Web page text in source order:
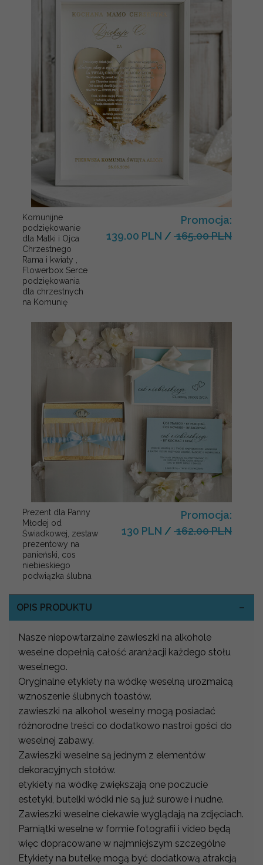
Komunijne
podziękowanie
dla Matki i Ojca
Chrzestnego
Rama i kwiaty ,
Flowerbox Serce
podziękowania
dla chrzestnych
na Komunię
Promocja:
139.00 PLN / 165.00 PLN
Prezent dla Panny
Młodej od
Świadkowej, zestaw
prezentowy na
panieński, cos
niebieskiego
podwiązka ślubna
Promocja:
130 PLN / 162.00 PLN
OPIS PRODUKTU
Nasze niepowtarzalne zawieszki na alkohole
weselne dopełnią całość aranżacji każdego stołu
weselnego.
Oryginalne etykiety na wódkę weselną urozmaicą
wznoszenie ślubnych toastów.
zawieszki na alkohol weselny mogą posiadać
różnorodne treści co dodatkowo nastroi gości do
weselnej zabawy.
Zawieszki weselne są jednym z elementów
dekoracyjnych stołów.
etykiety na wódkę zwiększają one poczucie
estetyki, butelki wódki nie są już surowe i nudne.
Zawieszki weselne ciekawie wyglądają na zdjęciach.
Pamiątki weselne w formie fotografii i video będą
więc dopracowane w najmniejszym szczególne
Etykiety na butelkę mogą być dodatkową atrakcją